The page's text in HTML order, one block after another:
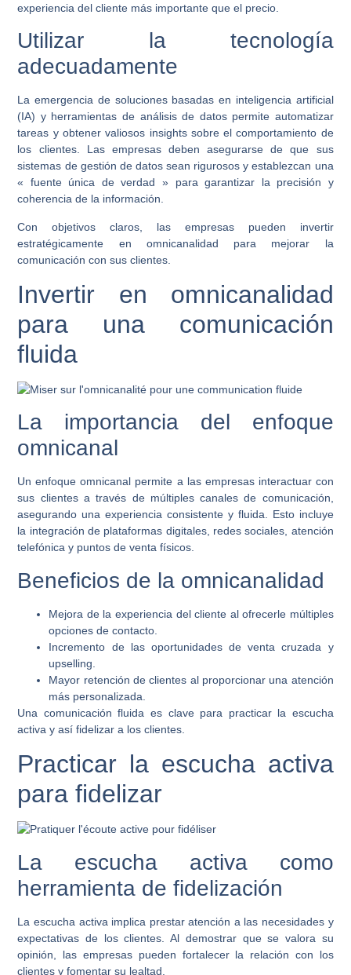
experiencia del cliente más importante que el precio.
Utilizar la tecnología
adecuadamente
La emergencia de soluciones basadas en inteligencia artificial
(IA) y herramientas de análisis de datos permite automatizar
tareas y obtener valiosos insights sobre el comportamiento de
los clientes. Las empresas deben asegurarse de que sus
sistemas de gestión de datos sean rigurosos y establezcan una
« fuente única de verdad » para garantizar la precisión y
coherencia de la información.
Con objetivos claros, las empresas pueden invertir
estratégicamente en omnicanalidad para mejorar la
comunicación con sus clientes.
Invertir en omnicanalidad
para una comunicación
fluida
La importancia del enfoque
omnicanal
Un enfoque omnicanal permite a las empresas interactuar con
sus clientes a través de múltiples canales de comunicación,
asegurando una experiencia consistente y fluida. Esto incluye
la integración de plataformas digitales, redes sociales, atención
telefónica y puntos de venta físicos.
Beneficios de la omnicanalidad
Mejora de la experiencia del cliente al ofrecerle múltiples
opciones de contacto.
Incremento de las oportunidades de venta cruzada y
upselling.
Mayor retención de clientes al proporcionar una atención
más personalizada.
Una comunicación fluida es clave para practicar la escucha
activa y así fidelizar a los clientes.
Practicar la escucha activa
para fidelizar
La escucha activa como
herramienta de fidelización
La escucha activa implica prestar atención a las necesidades y
expectativas de los clientes. Al demostrar que se valora su
opinión, las empresas pueden fortalecer la relación con los
clientes y fomentar su lealtad.